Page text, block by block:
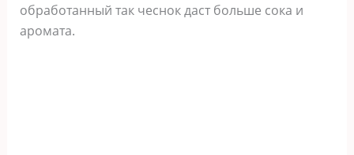
обработанный так чеснок даст больше сока и
аромата.